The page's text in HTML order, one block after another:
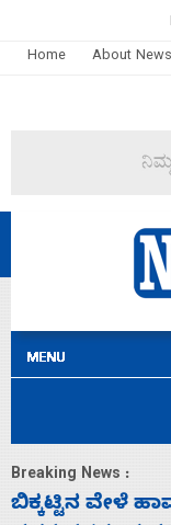
Home
About
Breaking News :
ನಾಗೇಂದ್ರ